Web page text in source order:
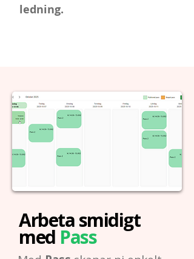
ledning.
Arbeta smidigt
med Pass